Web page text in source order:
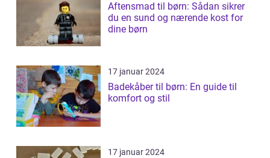
Aftensmad til børn: Sådan sikrer
du en sund og nærende kost for
dine børn
17 januar 2024
Badekåber til børn: En guide til
komfort og stil
17 januar 2024